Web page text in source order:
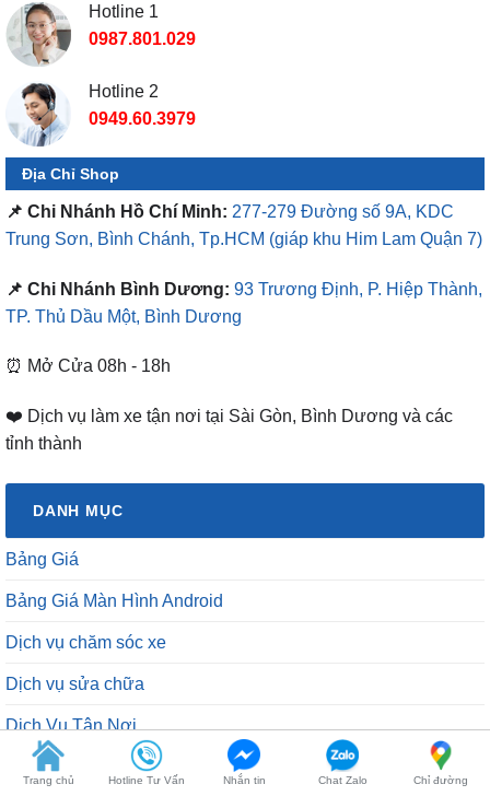
Hotline 1
0987.801.029
Hotline 2
0949.60.3979
Địa Chỉ Shop
📌 Chi Nhánh Hồ Chí Minh: 277-279 Đường số 9A, KDC
Trung Sơn, Bình Chánh, Tp.HCM (giáp khu Him Lam Quận 7)
📌 Chi Nhánh Bình Dương: 93 Trương Định, P. Hiệp Thành,
TP. Thủ Dầu Một, Bình Dương
⏰ Mở Cửa 08h - 18h
❤️ Dịch vụ làm xe tận nơi tại Sài Gòn, Bình Dương và các
tỉnh thành
DANH MỤC
Bảng Giá
Bảng Giá Màn Hình Android
Dịch vụ chăm sóc xe
Dịch vụ sửa chữa
Dịch Vụ Tận Nơi
Góc Tư Vấn
Trang chủ Hotline Tư Vấn Nhắn tin Chat Zalo Chỉ đường